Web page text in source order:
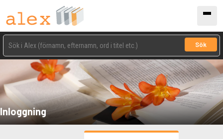
Sök
Inloggning